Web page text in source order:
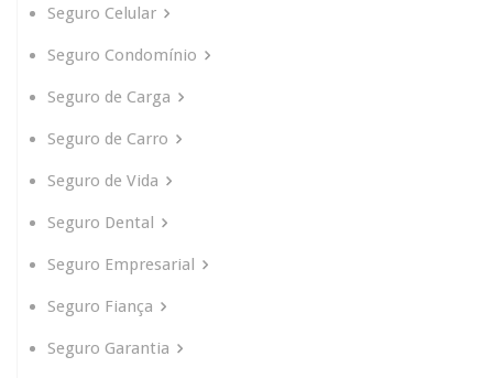
Seguro Celular
Seguro Condomínio
Seguro de Carga
Seguro de Carro
Seguro de Vida
Seguro Dental
Seguro Empresarial
Seguro Fiança
Seguro Garantia